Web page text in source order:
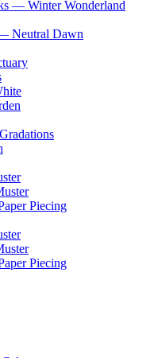
— Winter Wonderland
Neutral Dawn
Piecing
Piecing